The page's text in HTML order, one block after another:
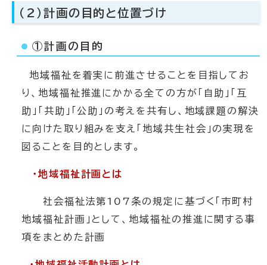
（2）計画の目的と位置づけ
①計画の目的
地域福祉を着実に前進させることを目指してお
り、地域福祉推進にかかる全ての方が「自助」「互
助」「共助」「公助」の考えを共有し、地域課題の解決
に向けた取り組みを支え「地域共生社会」の実現を
図ることを目的とします。
・地域福祉計画とは
社会福祉法第107条の規定に基づく「市町村
地域福祉計画」として、地域福祉の推進に関する事
項をまとめた計画